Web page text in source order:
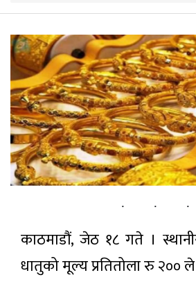
पर्यटन
सूचना-प्रविधि
अन्तराष्ट्रिय
अन्य
समाचार
मल लिन
जाँदा ३८
काठमाडौं, जेठ १८ गते ।
धातुको मूल्य प्रतितोला रु २००